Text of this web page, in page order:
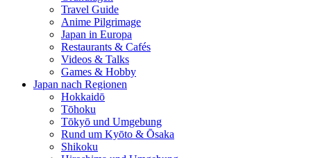
Travel Guide
Anime Pilgrimage
Japan in Europa
Restaurants & Cafés
Videos & Talks
Games & Hobby
Japan nach Regionen
Hokkaidō
Tōhoku
Tōkyō und Umgebung
Rund um Kyōto & Ōsaka
Shikoku